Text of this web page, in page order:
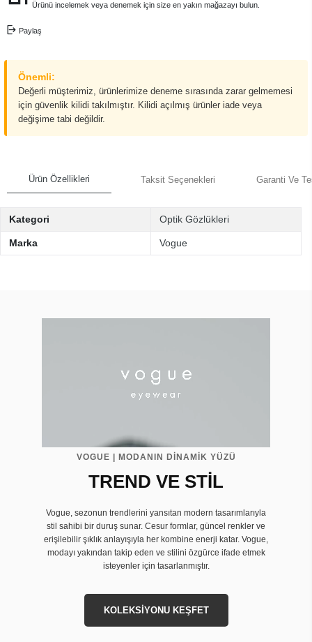
Ürünü incelemek veya denemek için size en yakın mağazayı bulun.
Paylaş
Önemli:
Değerli müşterimiz, ürünlerimize deneme sırasında zarar gelmemesi
için güvenlik kilidi takılmıştır. Kilidi açılmış ürünler iade veya
değişime tabi değildir.
Ürün Özellikleri Taksit Seçenekleri Garanti Ve
Kategori Optik Gözlükleri
Marka Vogue
VOGUE | MODANIN DİNAMİK YÜZÜ
TREND VE STİL
Vogue, sezonun trendlerini yansıtan modern tasarımlarıyla
stil sahibi bir duruş sunar. Cesur formlar, güncel renkler ve
erişilebilir şıklık anlayışıyla her kombine enerji katar. Vogue,
modayı yakından takip eden ve stilini özgürce ifade etmek
isteyenler için tasarlanmıştır.
KOLEKSİYONU KEŞFET